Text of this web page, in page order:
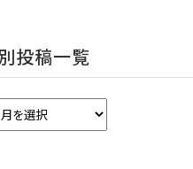
投稿一覧